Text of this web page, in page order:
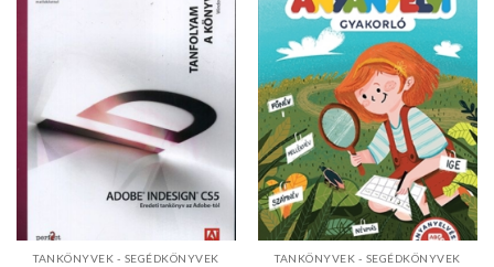
TANKÖNYVEK - SEGÉDKÖNYVEK TANKÖNYVEK - SEGÉDKÖNYVEK